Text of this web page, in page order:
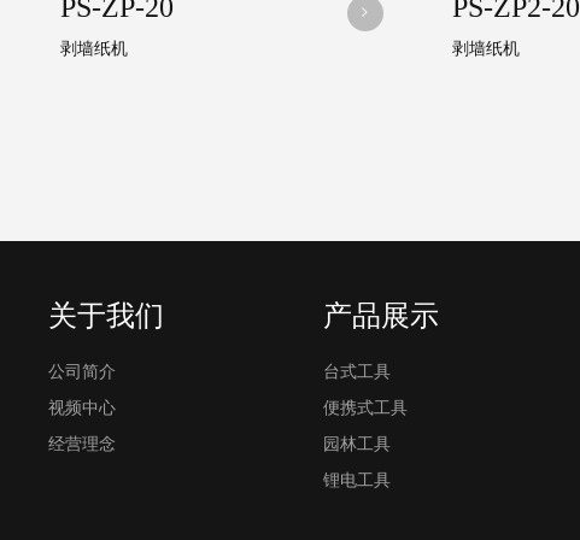
PS-ZP-20
剥墙纸机
PS-ZP2-20
剥墙纸机
关于我们
公司简介
视频中心
经营理念
产品展示
台式工具
便携式工具
园林工具
锂电工具